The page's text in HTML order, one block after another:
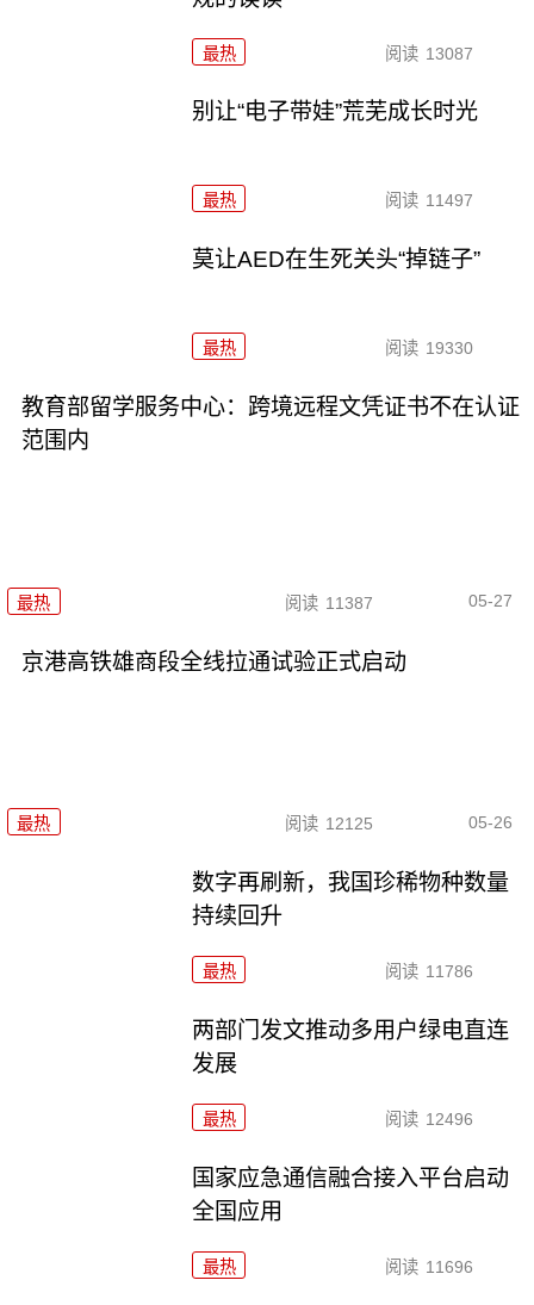
最热 阅读 13087
别让“电子带娃”荒芜成长时光
最热 阅读 11497
莫让AED在生死关头“掉链子”
最热 阅读 19330
教育部留学服务中心：跨境远程文凭证书不在认证
范围内
最热 阅读 11387 05-27
京港高铁雄商段全线拉通试验正式启动
最热 阅读 12125 05-26
数字再刷新，我国珍稀物种数量
持续回升
最热 阅读 11786
两部门发文推动多用户绿电直连
发展
最热 阅读 12496
国家应急通信融合接入平台启动
全国应用
最热 阅读 11696